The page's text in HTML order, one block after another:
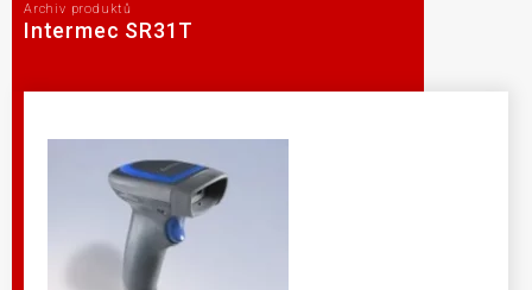
Archiv produktů
Intermec SR31T